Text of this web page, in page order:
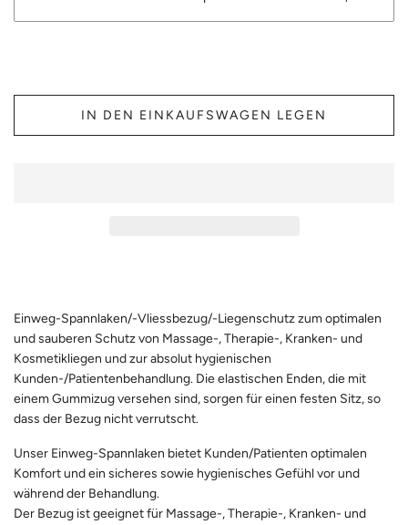
IN DEN EINKAUFSWAGEN LEGEN
Einweg-Spannlaken/-Vliessbezug/-Liegenschutz zum optimalen
und sauberen Schutz von Massage-, Therapie-, Kranken- und
Kosmetikliegen und zur absolut hygienischen
Kunden-/Patientenbehandlung. Die elastischen Enden, die mit
einem Gummizug versehen sind, sorgen für einen festen Sitz, so
dass der Bezug nicht verrutscht.
Unser Einweg-Spannlaken bietet Kunden/Patienten optimalen
Komfort und ein sicheres sowie hygienisches Gefühl vor und
während der Behandlung.
Der Bezug ist geeignet für Massage-, Therapie-, Kranken- und